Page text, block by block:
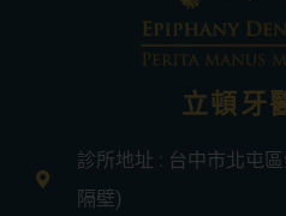
立頓牙
診所地址 : 台中市北屯
隔壁)